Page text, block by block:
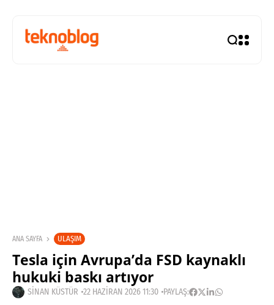
ANA SAYFA ULAŞIM
Tesla için Avrupa’da FSD kaynaklı
hukuki baskı artıyor
SINAN KÜSTÜR 22 HAZIRAN 2026 11:30 PAYLAŞ: